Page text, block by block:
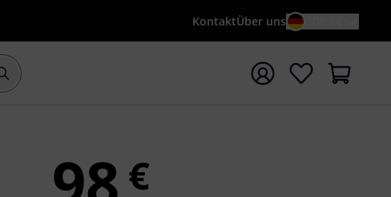
KontaktÜber uns
Suche mit Suchwort {searchTerm} starten
€